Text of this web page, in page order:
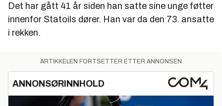
Det har gått 41 år siden han satte sine unge føtter
innenfor Statoils dører. Han var da den 73. ansatte
i rekken.
ARTIKKELEN FORTSETTER ETTER ANNONSEN
ANNONSØRINNHOLD